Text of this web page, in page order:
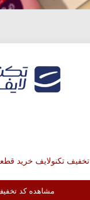
تخفیف تکنولایف خرید
مشاهده کد